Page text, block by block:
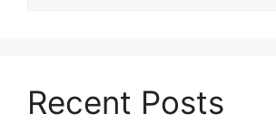
Recent Posts